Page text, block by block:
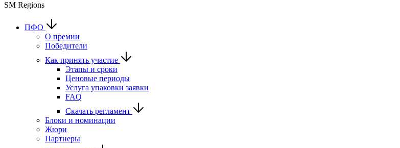
SM Regions
ПФО
О премии
Победители
Как принять участие
Этапы и сроки
Ценовые периоды
Услуга упаковки заявки
FAQ
Скачать регламент
Блоки и номинации
Жюри
Партнеры